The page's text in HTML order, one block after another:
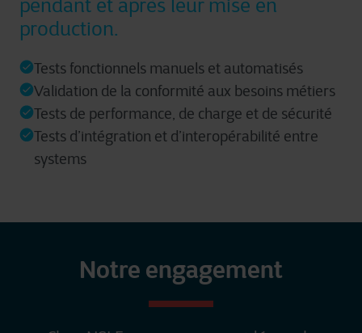
les services que nous pouvons offrir.
Pour plus d’informations détaillées, veuillez consulter
notre déclaration sur les cookies.
pendant et après leur mise en
production.
Tests fonctionnels manuels et automatisés
Validation de la conformité aux besoins métiers
Tests de performance, de charge et de sécurité
Tests d’intégration et d’interopérabilité entre
systems
Notre engagement